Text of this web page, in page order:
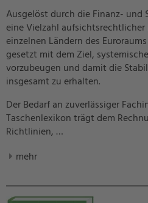
Ausgelöst durch die Finanz- und
eine Vielzahl
einzelnen Ländern des
gesetzt mit dem Ziel,
vorzubeugen und damit die
insgesamt zu erhalten.
Der Bedarf an zuverlässiger
Taschenlexikon trägt dem
Richtlinien, …
mehr